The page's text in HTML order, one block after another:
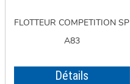
FLOTTEUR COMPETITION SP
A83
Détails